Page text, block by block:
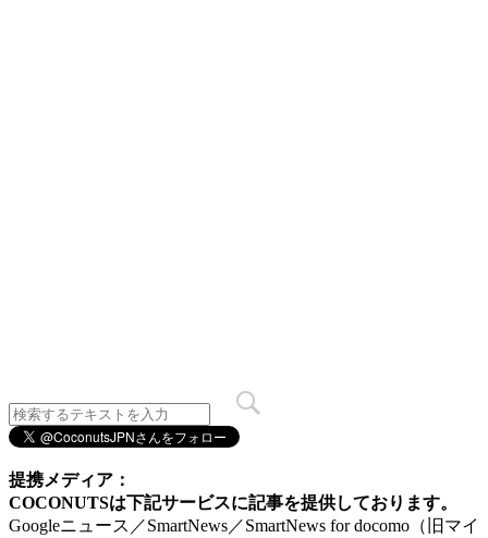
提携メディア：
COCONUTSは下記サービスに記事を提供しております。
Googleニュース／SmartNews／SmartNews for docomo（旧マイ